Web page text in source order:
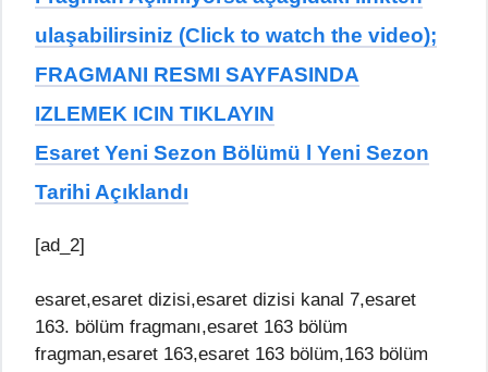
ulaşabilirsiniz (Click to watch the video);
FRAGMANI RESMI SAYFASINDA
IZLEMEK ICIN TIKLAYIN
Esaret Yeni Sezon Bölümü l Yeni Sezon
Tarihi Açıklandı
[ad_2]
esaret,esaret dizisi,esaret dizisi kanal 7,esaret
163. bölüm fragmanı,esaret 163 bölüm
fragman,esaret 163,esaret 163 bölüm,163 bölüm